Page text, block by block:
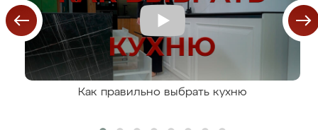
Как правильно выбрать кухню